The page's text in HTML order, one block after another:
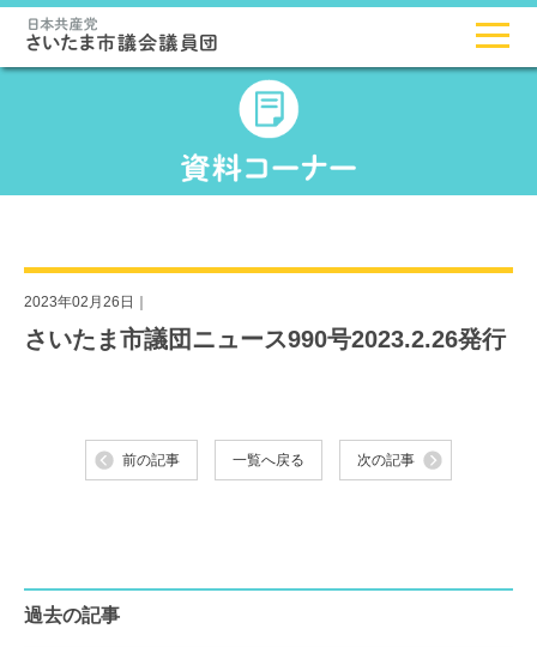
2023年02月26日｜
さいたま市議団ニュース990号2023.2.26発行
前の記事 一覧へ戻る 次の記事
過去の記事